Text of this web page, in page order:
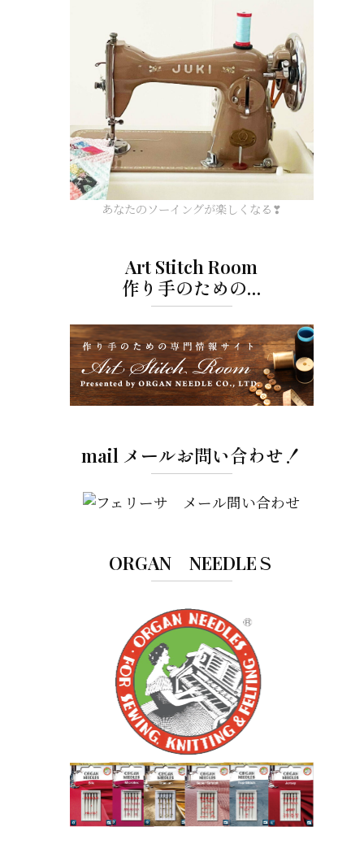
あなたのソーイングが楽しくなる❣
Art Stitch Room
作り手のための…
mail メールお問い合わせ！
ORGAN NEEDLEＳ